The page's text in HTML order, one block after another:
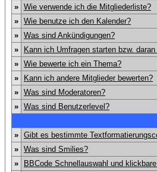
» Wie verwende ich die Mitgliederliste?
» Wie benutze ich den Kalender?
» Was sind Ankündigungen?
»
Kann ich Umfragen starten bzw.
» Wie bewerte ich ein Thema?
»
Kann ich andere Mitglieder bewerten?
» Was sind Moderatoren?
» Was sind Benutzerlevel?
» Gibt es bestimmte
» Was sind Smilies?
»
BBCode Schnellauswahl und